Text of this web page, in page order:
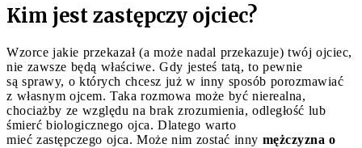
Kim jest zastępczy ojciec?
Wzorce jakie przekazał (a może nadal przekazuje) twój ojciec,
nie zawsze będą właściwe. Gdy jesteś tatą, to pewnie
są sprawy, o których chcesz już w inny sposób porozmawiać
z własnym ojcem. Taka rozmowa może być nierealna,
chociażby ze względu na brak zrozumienia, odległość lub
śmierć biologicznego ojca. Dlatego warto
mieć zastępczego ojca. Może nim zostać inny mężczyzna o